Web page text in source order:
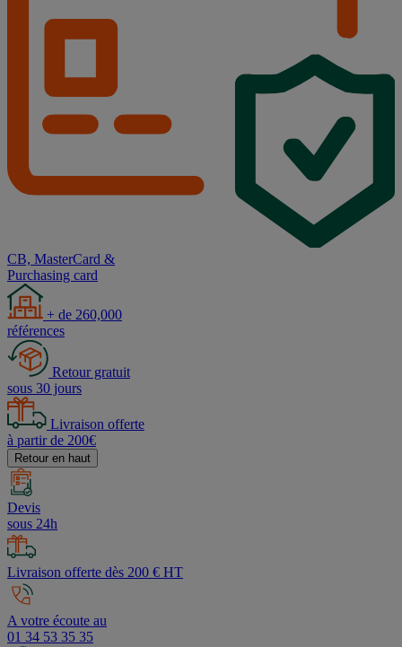
CB, MasterCard &
Purchasing card
+ de 260,000
références
Retour gratuit
sous 30 jours
Livraison offerte
à partir de 200€
Retour en haut
Devis
sous 24h
Livraison offerte dès 200 € HT
A votre écoute au
01 34 53 35 35